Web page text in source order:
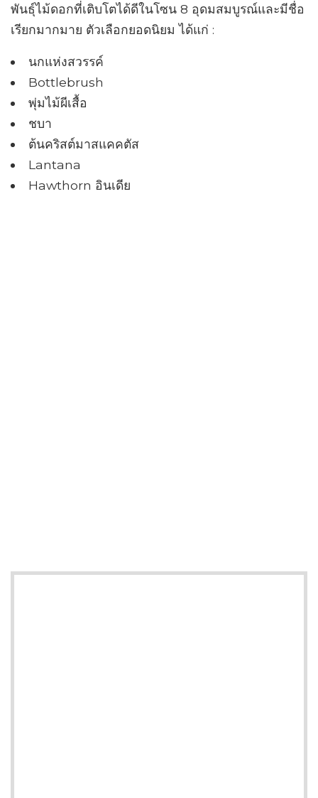
พันธุ์ไม้ดอกที่เติบโตได้ดีในโซน 8 อุดมสมบูรณ์และมีชื่อ
เรียกมากมาย ตัวเลือกยอดนิยม ได้แก่ :
นกแห่งสวรรค์
Bottlebrush
พุ่มไม้ผีเสื้อ
ชบา
ต้นคริสต์มาสแคคตัส
Lantana
Hawthorn อินเดีย